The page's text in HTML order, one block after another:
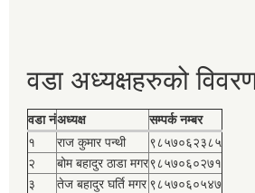
वडा अध्यक्षहरुको
वडा नंअध्यक्ष
सम्पर्क नम्बर
१
राज कुमार पन्थी
९८५७०६२३८५
२
बोम बहादुर ठाडा मगर९८५७०६०२७१
३
तेज बहादुर घर्ति मगर ९८५७०६०५४७